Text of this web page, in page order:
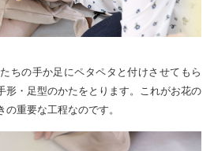
ちの手か足にペタペタと付けさせてもら
形・足型のかたをとります。これがお花の
重要な工程なのです。